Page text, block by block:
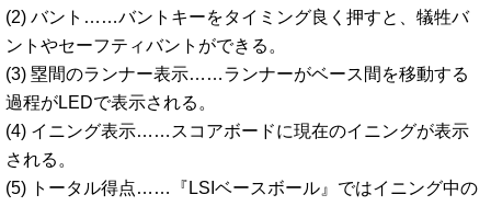
(2) バント……バントキーをタイミング良く押すと、犠牲バ
ントやセーフティバントができる。
(3) 塁間のランナー表示……ランナーがベース間を移動する
過程がLEDで表示される。
(4) イニング表示……スコアボードに現在のイニングが表示
される。
(5) トータル得点……『LSIベースボール』ではイニング中の